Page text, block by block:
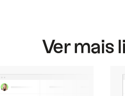
Ver mais